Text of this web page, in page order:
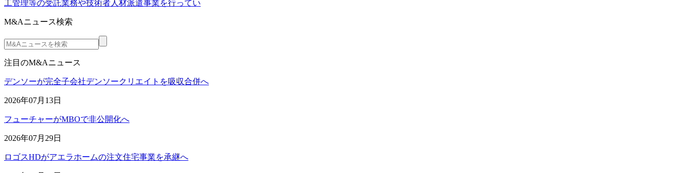
工管理等の受託業務や技術者人材派遣事業を行ってい
M&Aニュース検索
注目のM&Aニュース
デンソーが完全子会社デンソークリエイトを吸収合併へ
2026年07月13日
フューチャーがMBOで非公開化へ
2026年07月29日
ロゴスHDがアエラホームの注文住宅事業を承継へ